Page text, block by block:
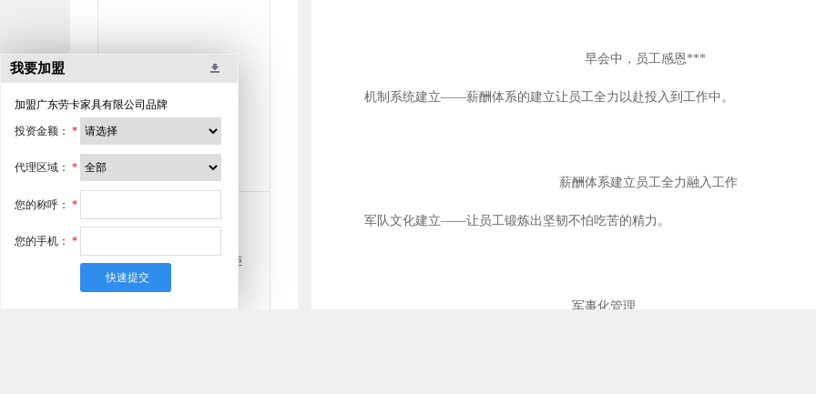
早会中，员工感恩***
机制系统建立——薪酬体系的建立让员工全力以赴投入到工作中。
薪酬体系建立员工全力融入工作
军队文化建立——让员工锻炼出坚韧不怕吃苦的精力。
军事化管理
劳卡衣柜—帕拉娜套间
我要加盟
加盟广东劳卡家具有限公司 品牌
投资金额： *
代理区域： *
您的称呼： *
您的手机： *